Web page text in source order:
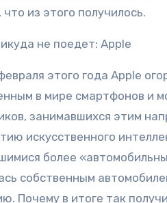
из этого получилось.
не поедет: Apple
этого года Apple
в мире смартфонов и
занимавшихся этим
искусственного
более
собственным
Почему в итоге так